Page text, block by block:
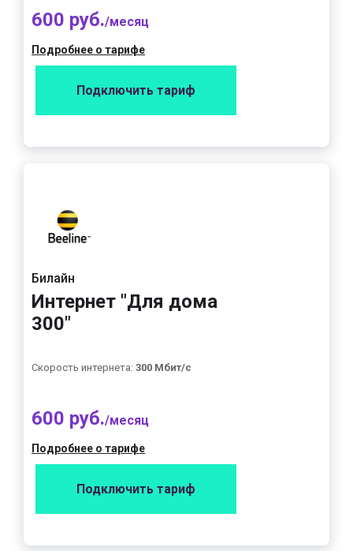
600 руб./месяц
Подробнее о тарифе
Подключить тариф
Билайн
Интернет "Для дома
300"
Скорость интернета: 300 Мбит/с
600 руб./месяц
Подробнее о тарифе
Подключить тариф